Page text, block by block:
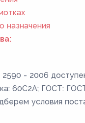
назначения
- 2006
60С2А; ГОСТ:
условия